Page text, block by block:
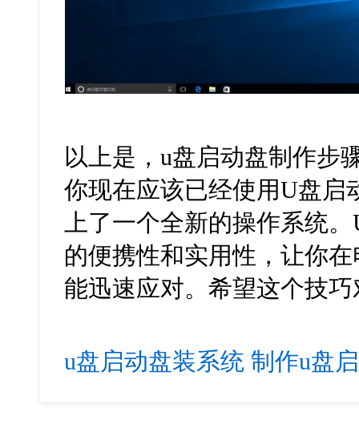
以上是，u盘启动盘制作步
你现在应该已经使用U盘启
上了一个全新的操作系统。
的便携性和实用性，让你
能迅速应对。希望这个技
u盘启动盘装系统 制作u盘